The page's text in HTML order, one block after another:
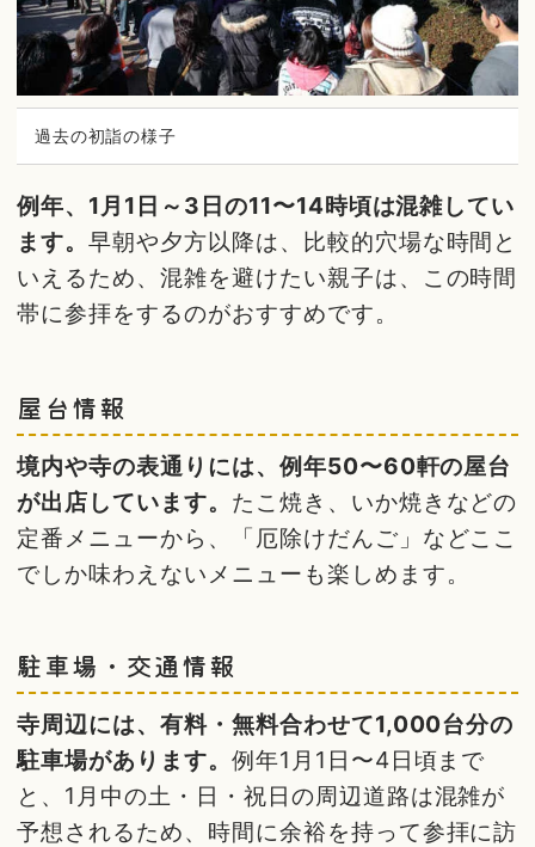
過去の初詣の様子
例年、1月1日～3日の11〜14時頃は混雑してい
ます。早朝や夕方以降は、比較的穴場な時間と
いえるため、混雑を避けたい親子は、この時間
帯に参拝をするのがおすすめです。
屋台情報
境内や寺の表通りには、例年50〜60軒の屋台
が出店しています。 たこ焼き、いか焼きなどの
定番メニューから、「厄除けだんご」などここ
でしか味わえないメニューも楽しめます。
駐車場・交通情報
寺周辺には、有料・無料合わせて1,000台分の
駐車場があります。 例年1月1日〜4日頃まで
と、1月中の土・日・祝日の周辺道路は混雑が
予想されるため、時間に余裕を持って参拝に訪